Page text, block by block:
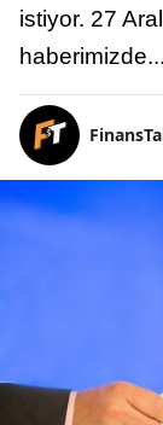
istiyor. 27
haberimizde...